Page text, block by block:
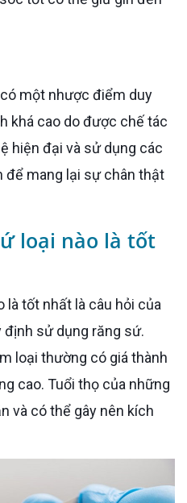
khá cao do được chế tác
hiện đại và sử dụng các
để mang lại sự chân thật
loại nào là tốt
định sử dụng răng sứ.
loại thường có giá thành
cao. Tuổi thọ của những
và có thể gây nên kích